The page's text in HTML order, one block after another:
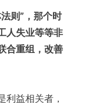
则”，那个时
人失业等等非
合重组，改善
利益相关者，